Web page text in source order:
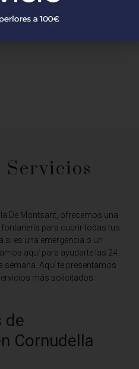
Servicios
De Montsant, ofrecemos una
para cubrir todas tus
si es una emergencia o un
aquí para ayudarte las 24
semana. Aquí te presentamos
más solicitados:
de
Cornudella